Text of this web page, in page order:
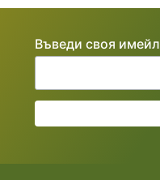
Въведи своя имейл